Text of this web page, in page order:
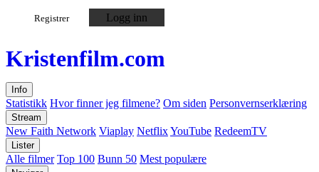
Registrer Logg inn
Kristenfilm.com
Info
Statistikk Hvor finner jeg filmene? Om siden Personvernserklæring
Stream
New Faith Network Viaplay NetflixYouTube RedeemTV
Lister
Alle filmer Top 100 Bunn 50 Mest populære